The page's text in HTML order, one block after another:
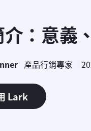
：意義
產品行銷專家
Lark